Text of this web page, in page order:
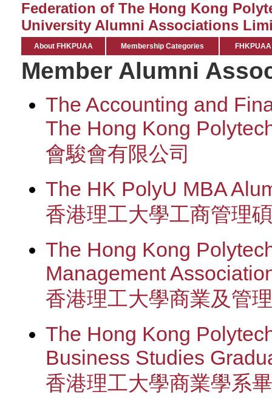
Federation of The Hong Kong
University Alumni Associations
About FHKPUAA Membership Categories
Member Alumni
The Accounting and
The Hong Kong
會駿會有限公司
The HK PolyU MBA
香港理工大學工商管理
The Hong Kong
Management
香港理工大學商業及管
The Hong Kong
Business Studies
香港理工大學商業學系